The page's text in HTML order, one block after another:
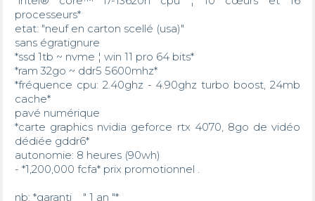
processeurs*
etat: "neuf en carton scellé (usa)"
sans égratignure
*ssd 1tb ~ nvme ¦ win 11 pro 64 bits*
*ram 32go ~ ddr5 5600mhz*
*fréquence cpu: 2.40ghz - 4.90ghz turbo boost, 24mb
cache*
pavé numérique
*carte graphics nvidia geforce rtx 4070, 8go de vidéo
dédiée gddr6*
autonomie: 8 heures (90wh)
- *1,200,000 fcfa* prix promotionnel .
nb: *garanti    " 1 an "*